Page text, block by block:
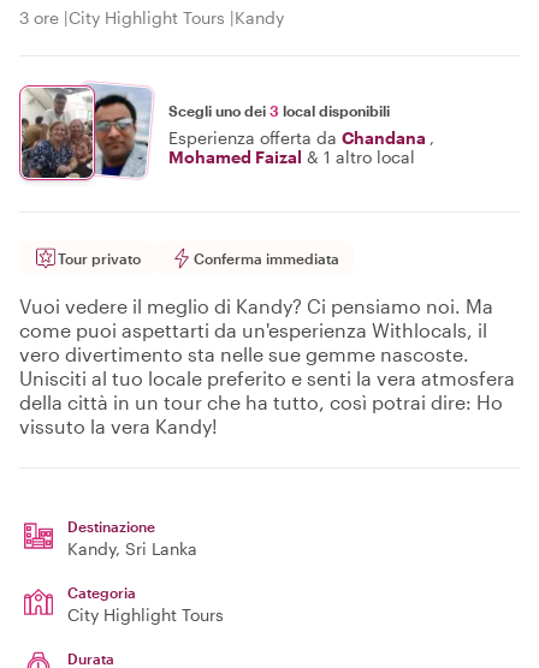
3 ore City Highlight Tours Kandy
Scegli uno dei 3 local disponibili
Esperienza offerta da Chandana ,
Mohamed Faizal & 1 altro local
Tour privato Conferma immediata
Vuoi vedere il meglio di Kandy? Ci pensiamo noi. Ma
come puoi aspettarti da un'esperienza Withlocals, il
vero divertimento sta nelle sue gemme nascoste.
Unisciti al tuo locale preferito e senti la vera atmosfera
della città in un tour che ha tutto, così potrai dire: Ho
vissuto la vera Kandy!
Destinazione
Kandy, Sri Lanka
Categoria
City Highlight Tours
Durata